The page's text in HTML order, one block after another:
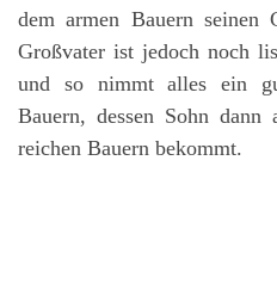
dem armen Bauern seinen
Großvater ist jedoch noch
und so nimmt alles ein
Bauern, dessen Sohn
reichen Bauern bekommt.